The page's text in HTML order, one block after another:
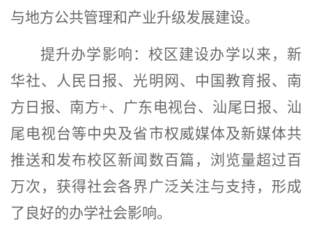
与地方公共管理和产业升级发展建设。
提升办学影响： 校区建设办学以来，新
华社、人民日报、光明网、中国教育报、南
方日报、南方+、广东电视台、汕尾日报、汕
尾电视台等中央及省市权威媒体及新媒体共
推送和发布校区新闻数百篇，浏览量超过百
万次，获得社会各界广泛关注与支持，形成
了良好的办学社会影响。